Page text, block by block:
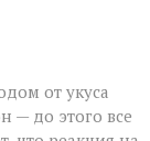
от укуса
— до этого все